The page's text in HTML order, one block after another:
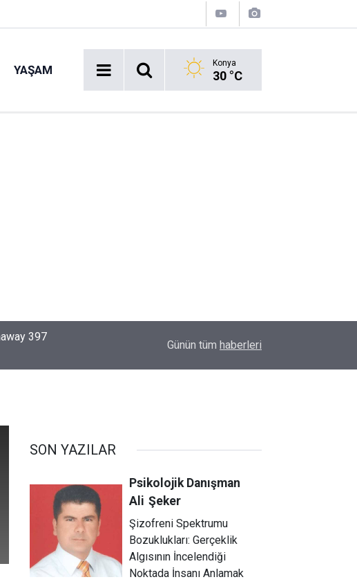
YAŞAM Konya
30 °C
AK Parti seçmen için bunu yaptı
Günün tüm haberleri
SON YAZILAR
Psikolojik Danışman
Ali Şeker
Şizofreni Spektrumu
Bozuklukları: Gerçeklik
Algısının İncelendiği
Noktada İnsanı Anlamak